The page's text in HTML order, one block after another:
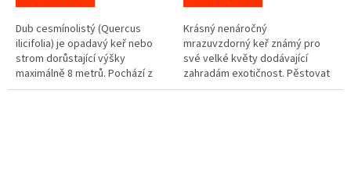
Dub cesmínolistý (Quercus
ilicifolia) je opadavý keř nebo
strom dorůstající výšky
maximálně 8 metrů. Pochází z
východních oblastí USA a v
Krásný nenáročný
mrazuvzdorný keř známý pro
své velké květy dodávající
zahradám exotičnost. Pěstovat
ho můžeme v přenosných